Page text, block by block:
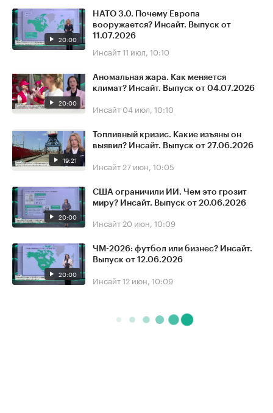
20:00
НАТО 3.0. Почему Европа
вооружается? Инсайт. Выпуск от
11.07.2026
Инсайт11 июл, 10:10
20:00
Аномальная жара. Как меняется
климат? Инсайт. Выпуск от 04.07.2026
Инсайт 04 июл, 10:10
19:21
Топливный кризис. Какие изъяны он
выявил? Инсайт. Выпуск от 27.06.2026
Инсайт 27 июн, 10:05
20:00
США ограничили ИИ. Чем это грозит
миру? Инсайт. Выпуск от 20.06.2026
Инсайт 20 июн, 10:09
20:00
ЧМ-2026: футбол или бизнес? Инсайт.
Выпуск от 12.06.2026
Инсайт12 июн, 10:09